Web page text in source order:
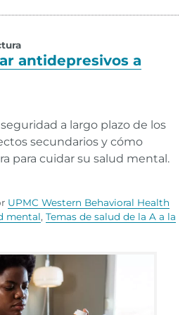
antidepresivos a
a largo plazo de los
secundarios y cómo
para cuidar su salud mental.
UPMC Western Behavioral Health
mental, Temas de salud de la A a la